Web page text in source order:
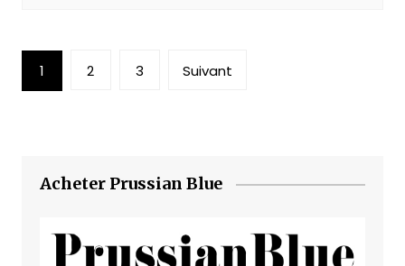
Pagination
des
1 2 3 Suivant
Acheter Prussian Blue